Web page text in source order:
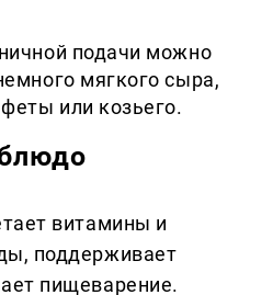
подачи можно
мягкого сыра,
или козьего.
витамины и
поддерживает
пищеварение.